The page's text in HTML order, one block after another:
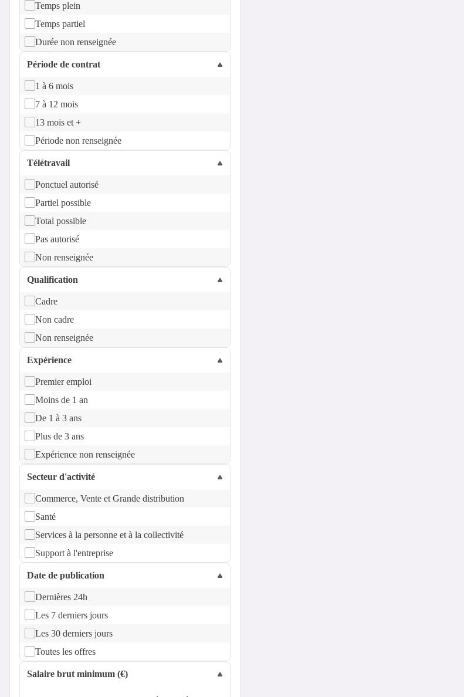
Temps plein
Temps partiel
Durée non renseignée
Période de contrat
1 à 6 mois
7 à 12 mois
13 mois et +
Période non renseignée
Télétravail
Ponctuel autorisé
Partiel possible
Total possible
Pas autorisé
Non renseignée
Qualification
Cadre
Non cadre
Non renseignée
Expérience
Premier emploi
Moins de 1 an
De 1 à 3 ans
Plus de 3 ans
Expérience non renseignée
Secteur d'activité
Commerce, Vente et Grande distribution
Santé
Services à la personne et à la collectivité
Support à l'entreprise
Date de publication
Dernières 24h
Les 7 derniers jours
Les 30 derniers jours
Toutes les offres
Salaire brut minimum (€)